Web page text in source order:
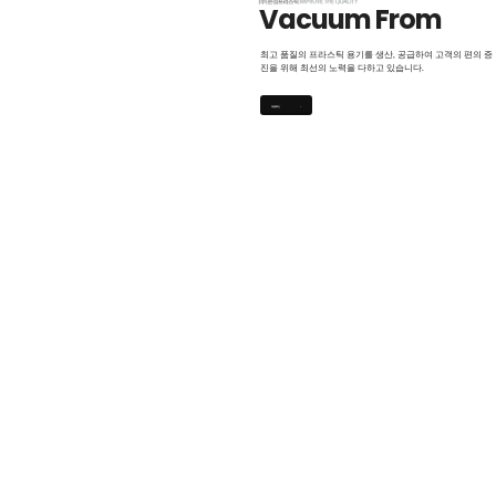
Vacuum From
최고 품질의 프라스틱 용기를 생산, 공급하여 고객의 편의 증
진을 위해 최선의 노력을 다하고 있습니다.